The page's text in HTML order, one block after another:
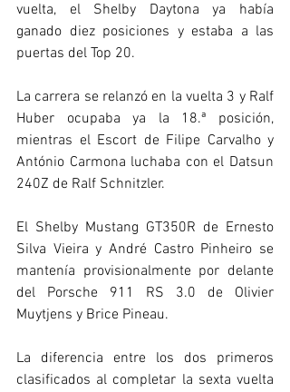
vuelta, el Shelby Daytona ya había
ganado diez posiciones y estaba a las
puertas del Top 20.
La carrera se relanzó en la vuelta 3 y Ralf
Huber ocupaba ya la 18.ª posición,
mientras el Escort de Filipe Carvalho y
António Carmona luchaba con el Datsun
240Z de Ralf Schnitzler.
El Shelby Mustang GT350R de Ernesto
Silva Vieira y André Castro Pinheiro se
mantenía provisionalmente por delante
del Porsche 911 RS 3.0 de Olivier
Muytjens y Brice Pineau.
La diferencia entre los dos primeros
clasificados al completar la sexta vuelta